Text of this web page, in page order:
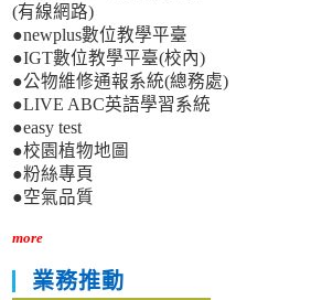
(有線網路)
●newplus數位教學平臺
●IGT數位教學平臺(校內)
●公物維修通報系統(總務處)
●LIVE ABC英語學習系統
●easy test
●校園植物地圖
●粉絲專頁
●空氣品質
more
業務推動